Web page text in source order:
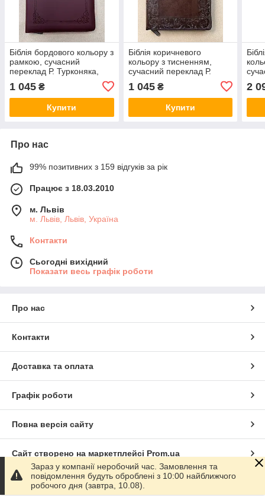
Біблія бордового кольору з
рамкою, сучасний
переклад Р. Турконяка,
16*22 см, застібка, індекси
1 045 ₴
Купити
Біблія коричневого
кольору з тисненням,
сучасний переклад Р.
застібка, індекси
1 045₴
Купити
2
Про нас
99% позитивних з 159 відгуків за рік
Працює з 18.03.2010
м. Львів
м. Львів, Львів, Україна
Контакти
Сьогодні вихідний
Показати весь графік роботи
Про нас
Контакти
Доставка та оплата
Графік роботи
Повна версія сайту
Сайт створено на маркетплейсі Prom.ua
Політика конфіденційності
Зараз у компанії неробочий час. Замовлення та
повідомлення будуть оброблені з 10:00 найближчого
робочого дня (завтра, 10.08).